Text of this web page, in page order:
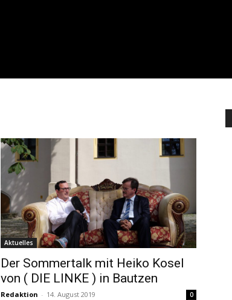
Aktuelles
Der Sommertalk mit Heiko Kosel
von ( DIE LINKE ) in Bautzen
Redaktion - 14. August 2019 0